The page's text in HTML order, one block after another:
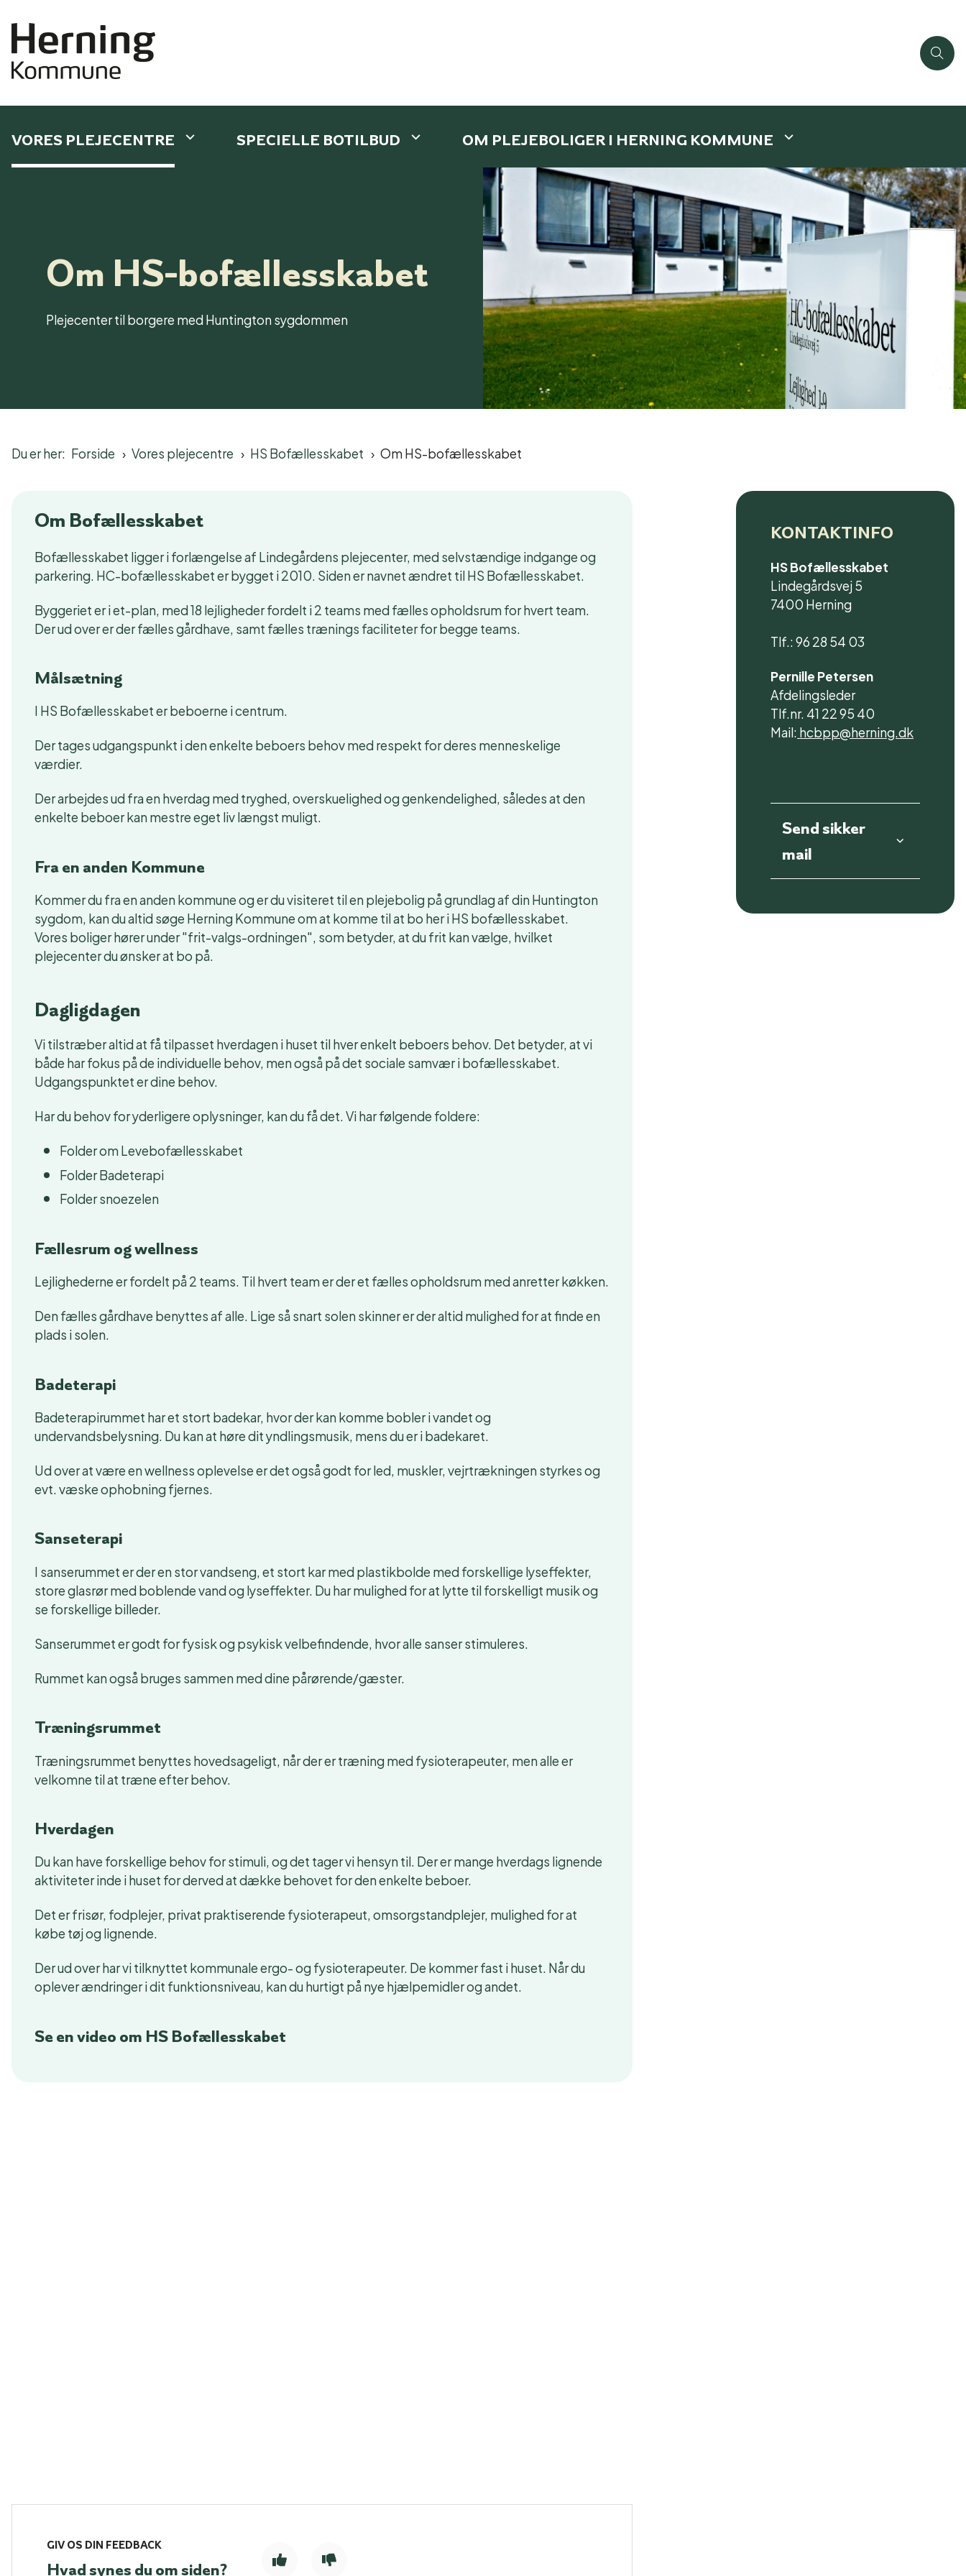
VORES PLEJECENTRE SPECIELLE BOTILBUD OM PLEJEBOLIGER I HERNING KOMMUNE
Om HS-bofællesskabet
Plejecenter til borgere med Huntington sygdommen
Du er her: Forside Vores plejecentre HS Bofællesskabet Om HS-bofællesskabet
Om Bofællesskabet
Bofællesskabet ligger i forlængelse af Lindegårdens plejecenter, med selvstændige indgange og
parkering. HC-bofællesskabet er bygget i 2010. Siden er navnet ændret til HS Bofællesskabet.
Byggeriet er i et-plan, med 18 lejligheder fordelt i 2 teams med fælles opholdsrum for hvert team.
Der ud over er der fælles gårdhave, samt fælles trænings faciliteter for begge teams.
Målsætning
I HS Bofællesskabet er beboerne i centrum.
Der tages udgangspunkt i den enkelte beboers behov med respekt for deres menneskelige
værdier.
Der arbejdes ud fra en hverdag med tryghed, overskuelighed og genkendelighed, således at den
enkelte beboer kan mestre eget liv længst muligt.
Fra en anden Kommune
Kommer du fra en anden kommune og er du visiteret til en plejebolig på grundlag af din Huntington
sygdom, kan du altid søge Herning Kommune om at komme til at bo her i HS bofællesskabet.
Vores boliger hører under "frit-valgs-ordningen", som betyder, at du frit kan vælge, hvilket
plejecenter du ønsker at bo på.
Dagligdagen
Vi tilstræber altid at få tilpasset hverdagen i huset til hver enkelt beboers behov. Det betyder, at vi
både har fokus på de individuelle behov, men også på det sociale samvær i bofællesskabet.
Udgangspunktet er dine behov.
Har du behov for yderligere oplysninger, kan du få det. Vi har følgende foldere:
Folder om Levebofællesskabet
Folder Badeterapi
Folder snoezelen
Fællesrum og wellness
Lejlighederne er fordelt på 2 teams. Til hvert team er der et fælles opholdsrum med anretter køkken.
Den fælles gårdhave benyttes af alle. Lige så snart solen skinner er der altid mulighed for at finde en
plads i solen.
Badeterapi
Badeterapirummet har et stort badekar, hvor der kan komme bobler i vandet og
undervandsbelysning. Du kan at høre dit yndlingsmusik, mens du er i badekaret.
Ud over at være en wellness oplevelse er det også godt for led, muskler, vejrtrækningen styrkes og
evt. væske ophobning fjernes.
Sanseterapi
I sanserummet er der en stor vandseng, et stort kar med plastikbolde med forskellige lyseffekter,
store glasrør med boblende vand og lyseffekter. Du har mulighed for at lytte til forskelligt musik og
se forskellige billeder.
Sanserummet er godt for fysisk og psykisk velbefindende, hvor alle sanser stimuleres.
Rummet kan også bruges sammen med dine pårørende/gæster.
Træningsrummet
Træningsrummet benyttes hovedsageligt, når der er træning med fysioterapeuter, men alle er
velkomne til at træne efter behov.
Hverdagen
Du kan have forskellige behov for stimuli, og det tager vi hensyn til. Der er mange hverdags lignende
aktiviteter inde i huset for derved at dække behovet for den enkelte beboer.
Det er frisør, fodplejer, privat praktiserende fysioterapeut, omsorgstandplejer, mulighed for at
købe tøj og lignende.
Der ud over har vi tilknyttet kommunale ergo- og fysioterapeuter. De kommer fast i huset. Når du
oplever ændringer i dit funktionsniveau, kan du hurtigt på nye hjælpemidler og andet.
Se en video om HS Bofællesskabet
KONTAKTINFO
HS Bofællesskabet
Lindegårdsvej 5
7400 Herning
Tlf.: 96 28 54 03
Pernille Petersen
Afdelingsleder
Tlf.nr. 41 22 95 40
Mail:hcbpp@herning.dk
Send sikker
mail
GIV OS DIN FEEDBACK
Hvad synes du om siden?